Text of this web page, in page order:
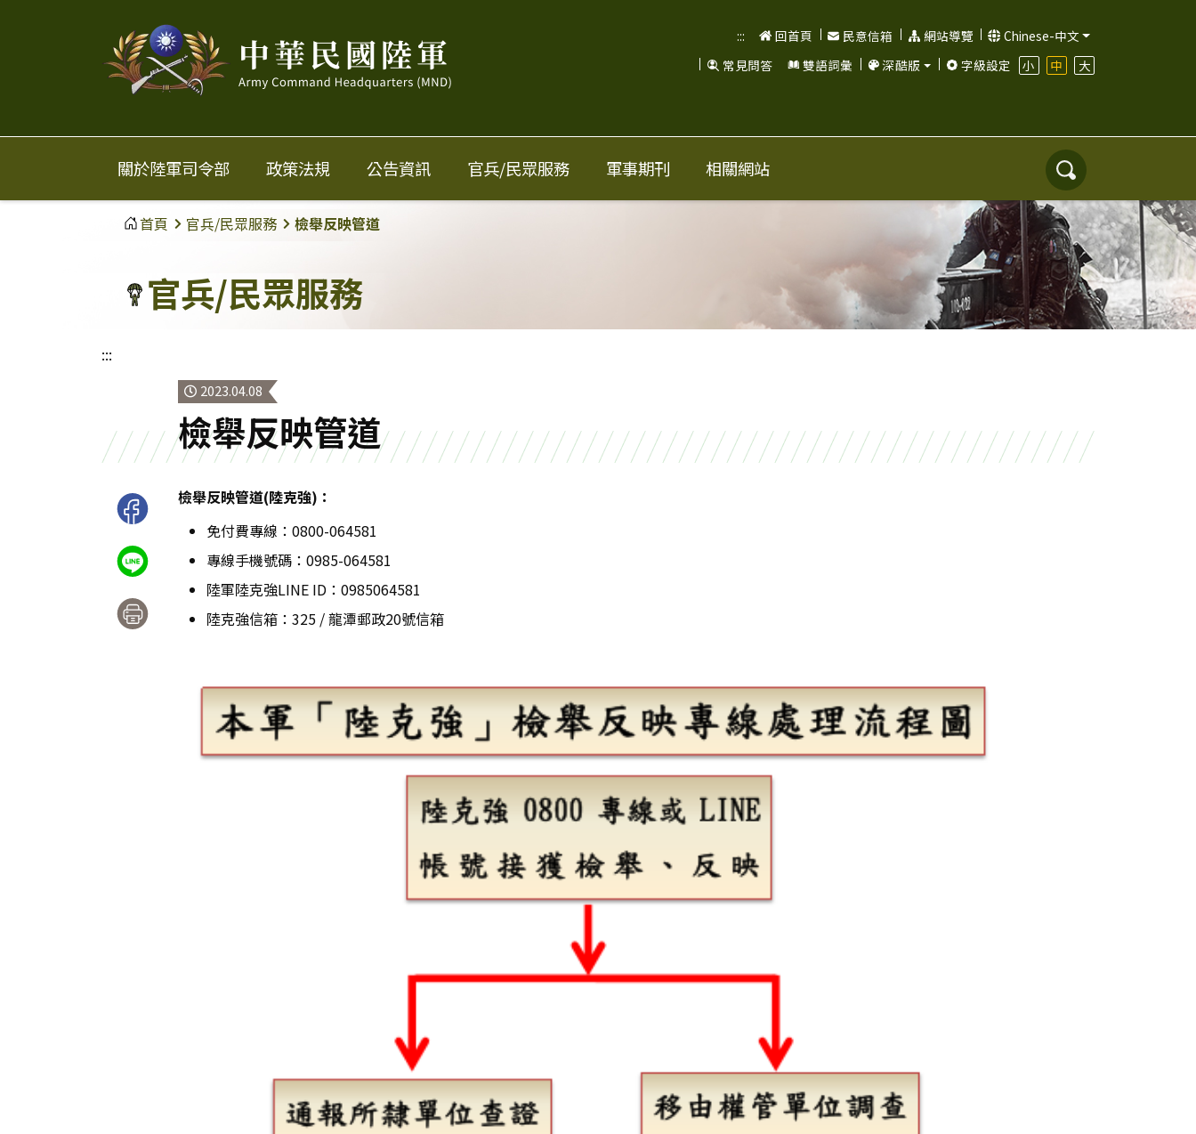
中
華
國
陸
::: 回首頁 民意信箱 網站導覽
Chinese-中文
常見問答
雙語詞彙 深酷版 字級設定 小 中 大
關於陸軍司令部 政策法規 公告資訊 官兵/民眾服務 軍事期刊 相關網站
搜
尋
首頁 官兵/民眾服務 檢舉反映管道
官兵/民眾服務
:::
2023.04.08
檢舉反映管道
檢舉反映管道(陸克強)：
免付費專線：0800-064581
專線手機號碼：0985-064581
陸軍陸克強LINE ID：0985064581
陸克強信箱：325 / 龍潭郵政20號信箱